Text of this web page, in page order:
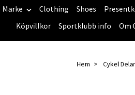
Marke Clothing Shoes
Köpvillkor
Sportklubb info Om
Hem Cykel Delar